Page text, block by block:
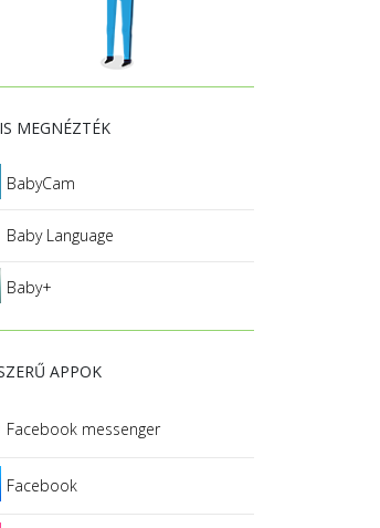
MEGNÉZTÉK
BabyCam
Baby Language
Baby+
APPOK
Facebook messenger
Facebook